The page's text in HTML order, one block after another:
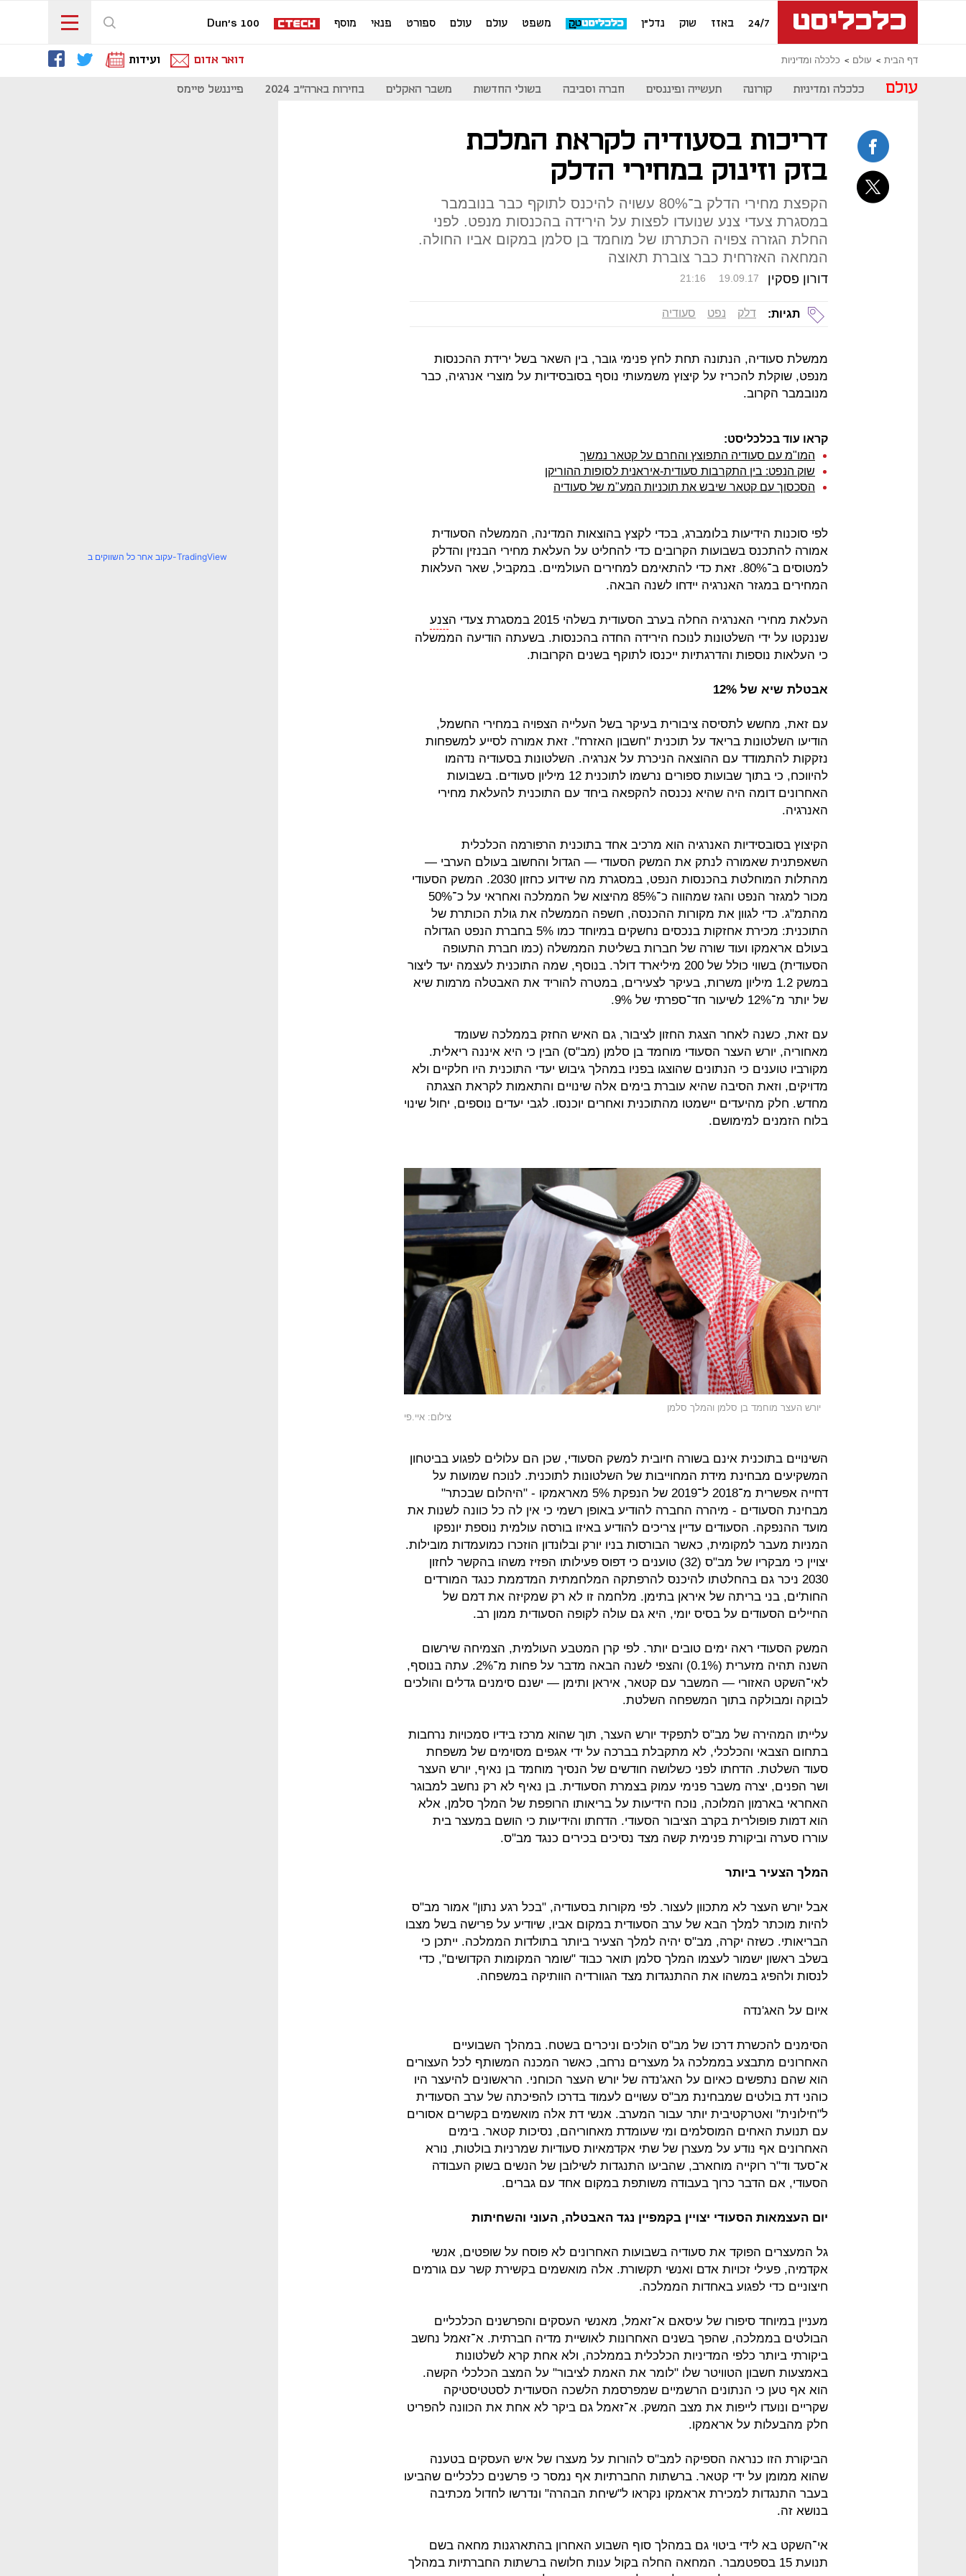
24/7 באזז שוק נדל"ן משפט עולם עולם ספורט פנאי מוסף Dun's 100
דף הבית עולם כלכלה ומדיניות דואר אדום ועידות
עולם כלכלה ומדיניות קורונה תעשייה ופיננסים חברה וסביבה בשולי החדשות משבר האקלים בחירות בארה"ב 2024 פייננשל טיימס
דריכות בסעודיה לקראת המלכת
בזק וזינוק במחירי הדלק
הקפצת מחירי הדלק ב־80% עשויה להיכנס לתוקף כבר בנובמבר
במסגרת צעדי צנע שנועדו לפצות על הירידה בהכנסות מנפט. לפני
החלת הגזרה צפויה הכתרתו של מוחמד בן סלמן במקום אביו החולה.
המחאה האזרחית כבר צוברת תאוצה
דורון פסקין 21:16 19.09.17
תגיות: דלק נפט סעודיה
ממשלת סעודיה, הנתונה תחת לחץ פנימי גובר, בין השאר בשל ירידת ההכנסות
מנפט, שוקלת להכריז על קיצוץ משמעותי נוסף בסובסידיות על מוצרי אנרגיה, כבר
מנובמבר הקרוב.
קראו עוד בכלכליסט:
המו"מ עם סעודיה התפוצץ והחרם על קטאר נמשך
שוק הנפט: בין התקרבות סעודית-איראנית לסופות ההוריקן
הסכסוך עם קטאר שיבש את תוכניות המע"מ של סעודיה
לפי סוכנות הידיעות בלומברג, בכדי לקצץ בהוצאות המדינה, הממשלה הסעודית
אמורה להתכנס בשבועות הקרובים כדי להחליט על העלאת מחירי הבנזין והדלק
למטוסים ב־80%. זאת כדי להתאימם למחירים העולמיים. במקביל, שאר העלאות
המחירים במגזר האנרגיה יידחו לשנה הבאה.
העלאת מחירי האנרגיה החלה בערב הסעודית בשלהי 2015 במסגרת צעדי ה
צנע
שננקטו על ידי השלטונות לנוכח הירידה החדה בהכנסות. בשעתה הודיעה הממשלה
כי העלאות נוספות והדרגתיות ייכנסו לתוקף בשנים הקרובות.
אבטלת שיא של 12%
עם זאת, מחשש לתסיסה ציבורית בעיקר בשל העלייה הצפויה במחירי החשמל,
הודיעו השלטונות בריאד על תוכנית "חשבון האזרח". זאת אמורה לסייע למשפחות
נזקקות להתמודד עם ההוצאה הניכרת על אנרגיה. השלטונות בסעודיה נדהמו
להיווכח, כי בתוך שבועות ספורים נרשמו לתוכנית 12 מיליון סעודים. בשבועות
האחרונים דומה היה שהיא נכנסה להקפאה ביחד עם התוכנית להעלאת מחירי
האנרגיה.
הקיצוץ בסובסידיות האנרגיה הוא מרכיב אחד בתוכנית הרפורמה הכלכלית
השאפתנית שאמורה לנתק את המשק הסעודי — הגדול והחשוב בעולם הערבי —
מהתלות המוחלטת בהכנסות הנפט, במסגרת מה שידוע כחזון 2030. המשק הסעודי
מכור למגזר הנפט והגז שמהווה כ־85% מהיצוא של הממלכה ואחראי על כ־50%
מהתמ"ג. כדי לגוון את מקורות ההכנסה, חשפה הממשלה את גולת הכותרת של
התוכנית: מכירת אחזקות בנכסים נחשקים במיוחד כמו 5% בחברת הנפט הגדולה
בעולם אראמקו ועוד שורה של חברות בשליטת הממשלה (כמו חברת התעופה
הסעודית) בשווי כולל של 200 מיליארד דולר. בנוסף, שמה התוכנית לעצמה יעד ליצור
במשק 1.2 מיליון משרות, בעיקר לצעירים, במטרה להוריד את האבטלה מרמות שיא
של יותר מ־12% לשיעור חד־ספרתי של 9%.
עם זאת, כשנה לאחר הצגת החזון לציבור, גם האיש החזק בממלכה שעומד
מאחוריה, יורש העצר הסעודי מוחמד בן סלמן (מב"ס) הבין כי היא איננה ריאלית.
מקורביו טוענים כי הנתונים שהוצגו בפניו במהלך גיבוש יעדי התוכנית היו חלקיים ולא
מדויקים, וזאת הסיבה שהיא עוברת בימים אלה שינויים והתאמות לקראת הצגתה
מחדש. חלק מהיעדים יישמטו מהתוכנית ואחרים יוכנסו. לגבי יעדים נוספים, יחול שינוי
בלוח הזמנים למימושם.
יורש העצר מוחמד בן סלמן והמלך סלמן
צילום: איי.פי
השינויים בתוכנית אינם בשורה חיובית למשק הסעודי, שכן הם עלולים לפגוע בביטחון
המשקיעים מבחינת מידת המחוייבות של השלטונות לתוכנית. לנוכח שמועות על
דחייה אפשרית מ־2018 ל־2019 של הנפקת 5% מאראמקו - "היהלום שבכתר"
מבחינת הסעודים - מיהרה החברה להודיע באופן רשמי כי אין לה כל כוונה לשנות את
מועד ההנפקה. הסעודים עדיין צריכים להודיע באיזו בורסה עולמית נוספת יונפקו
המניות מעבר למקומית, כאשר הבורסות בניו יורק ובלונדון הוזכרו כמועמדות מובילות.
יצויין כי מבקריו של מב"ס (32) טוענים כי דפוס פעילותו הפזיז משהו בהקשר לחזון
2030 ניכר גם בהחלטתו להיכנס להרפתקה המלחמתית המדממת כנגד המורדים
החות'ים, בני בריתה של איראן בתימן. מלחמה זו לא רק שמקיזה את דמם של
החיילים הסעודים על בסיס יומי, היא גם עולה לקופה הסעודית ממון רב.
המשק הסעודי ראה ימים טובים יותר. לפי קרן המטבע העולמית, הצמיחה שירשום
השנה תהיה מזערית (0.1%) והצפי לשנה הבאה מדבר על פחות מ־2%. עתה בנוסף,
לאי־השקט האזורי — המשבר עם קטאר, איראן ותימן — ישנם סימנים גדלים והולכים
לבוקה ומבולקה בתוך המשפחה השלטת.
עלייתו המהירה של מב"ס לתפקיד יורש העצר, תוך שהוא מרכז בידיו סמכויות נרחבות
בתחום הצבאי והכלכלי, לא מתקבלת בברכה על ידי אגפים מסוימים של משפחת
סעוד השלטת. הדחתו לפני כשלושה חודשים של הנסיך מוחמד בן נאיף, יורש העצר
ושר הפנים, יצרה משבר פנימי עמוק בצמרת הסעודית. בן נאיף לא רק נחשב למבוגר
האחראי בארמון המלוכה, נוכח הידיעות על בריאותו הרופפת של המלך סלמן, אלא
הוא דמות פופולרית בקרב הציבור הסעודי. הדחתו והידיעות כי הושם במעצר בית
עוררו סערה וביקורת פנימית קשה מצד נסיכים בכירים כנגד מב"ס.
המלך הצעיר ביותר
אבל יורש העצר לא מתכוון לעצור. לפי מקורות בסעודיה, "בכל רגע נתון" אמור מב"ס
להיות מוכתר למלך הבא של ערב הסעודית במקום אביו, שיודיע על פרישה בשל מצבו
הבריאותי. כשזה יקרה, מב"ס יהיה למלך הצעיר ביותר בתולדות הממלכה. ייתכן כי
בשלב ראשון ישמור לעצמו המלך סלמן תואר כבוד "שומר המקומות הקדושים", כדי
לנסות ולהפיג במשהו את ההתנגדות מצד הגוורדיה הוותיקה במשפחה.
איום על האג'נדה
הסימנים להכשרת דרכו של מב"ס הולכים וניכרים בשטח. במהלך השבועיים
האחרונים מתבצע בממלכה גל מעצרים נרחב, כאשר המכנה המשותף לכל העצורים
הוא שהם נתפשים כאיום על האג'נדה של יורש העצר הכוחני. הראשונים להיעצר היו
כוהני דת בולטים שמבחינת מב"ס עשויים לעמוד בדרכו להפיכתה של ערב הסעודית
ל"חילונית" ואטרקטיבית יותר עבור המערב. אנשי דת אלה מואשמים בקשרים אסורים
עם תנועת האחים המוסלמים ומי שעומדת מאחוריהם, נסיכות קטאר. בימים
האחרונים אף נודע על מעצרן של שתי אקדמאיות סעודיות שמרניות בולטות, נורא
א־סעד וד"ר רוקייה מוחארב, שהביעו התנגדות לשילובן של הנשים בשוק העבודה
הסעודי, אם הדבר כרוך בעבודה משותפת במקום אחד עם גברים.
יום העצמאות הסעודי יצויין בקמפיין נגד האבטלה, העוני והשחיתות
גל המעצרים הפוקד את סעודיה בשבועות האחרונים לא פוסח על שופטים, אנשי
אקדמיה, פעילי זכויות אדם ואנשי תקשורת. אלה מואשמים בקשירת קשר עם גורמים
חיצוניים כדי לפגוע באחדות הממלכה.
מעניין במיוחד סיפורו של עיסאם א־זאמל, מאנשי העסקים והפרשנים הכלכליים
הבולטים בממלכה, שהפך בשנים האחרונות לאושיית מדיה חברתית. א־זאמל נחשב
ביקורתי ביותר כלפי המדיניות הכלכלית בממלכה, ולא אחת קרא לשלטונות
באמצעות חשבון הטוויטר שלו "לומר את האמת לציבור" על המצב הכלכלי הקשה.
הוא אף טען כי הנתונים הרשמיים שמפרסמת הלשכה הסעודית לסטטיסטיקה
שקריים ונועדו לייפות את מצב המשק. א־זאמל גם ביקר לא אחת את הכוונה להפריט
חלק מהבעלות על אראמקו.
הביקורת הזו כנראה הספיקה למב"ס להורות על מעצרו של איש העסקים בטענה
שהוא ממומן על ידי קטאר. ברשתות החברתיות אף נמסר כי פרשנים כלכליים שהביעו
בעבר התנגדות למכירת אראמקו נקראו ל"שיחת הבהרה" ונדרשו לחדול מכתיבה
בנושא זה.
אי־השקט בא לידי ביטוי גם במהלך סוף השבוע האחרון בהתארגנות מחאה בשם
תנועת 15 בספטמבר. המחאה החלה בקול ענות חלושה ברשתות החברתיות במהלך
עקוב אחר כל השווקים ב-TradingView